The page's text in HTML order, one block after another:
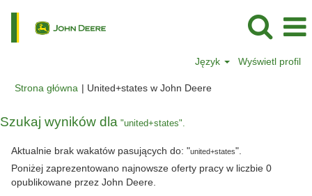
Język Wyświetl profil
Strona główna | United+states w John Deere(bieżąca
Szukaj wyników dla "united+states".
Aktualnie brak wakatów pasujących do: "united+states".
Poniżej zaprezentowano najnowsze oferty pracy w liczbie 0
opublikowane przez John Deere.